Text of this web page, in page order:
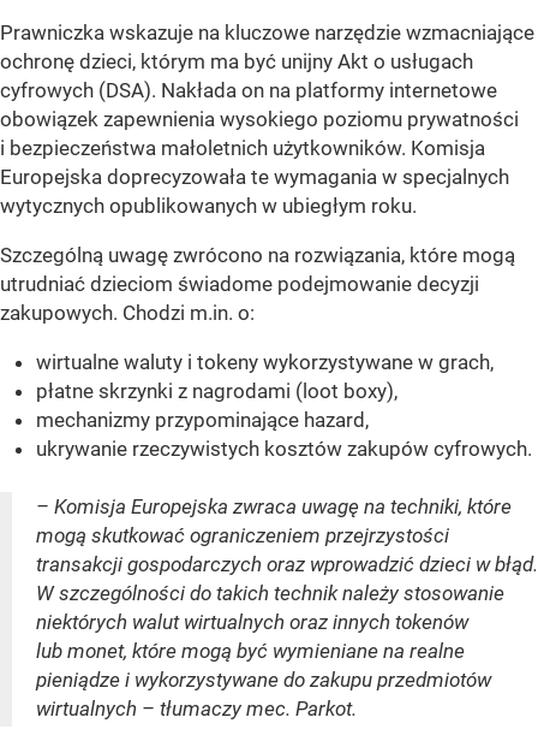
Prawniczka wskazuje na kluczowe narzędzie wzmacniające
ochronę dzieci, którym ma być unijny Akt o usługach
cyfrowych (DSA). Nakłada on na platformy internetowe
obowiązek zapewnienia wysokiego poziomu prywatności
i bezpieczeństwa małoletnich użytkowników. Komisja
Europejska doprecyzowała te wymagania w specjalnych
wytycznych opublikowanych w ubiegłym roku.
Szczególną uwagę zwrócono na rozwiązania, które mogą
utrudniać dzieciom świadome podejmowanie decyzji
zakupowych. Chodzi m.in. o:
wirtualne waluty i tokeny wykorzystywane w grach,
płatne skrzynki z nagrodami (loot boxy),
mechanizmy przypominające hazard,
ukrywanie rzeczywistych kosztów zakupów cyfrowych.
– Komisja Europejska zwraca uwagę na techniki, które
mogą skutkować ograniczeniem przejrzystości
transakcji gospodarczych oraz wprowadzić dzieci w błąd.
W szczególności do takich technik należy stosowanie
niektórych walut wirtualnych oraz innych tokenów
lub monet, które mogą być wymieniane na realne
pieniądze i wykorzystywane do zakupu przedmiotów
wirtualnych – tłumaczy mec. Parkot.